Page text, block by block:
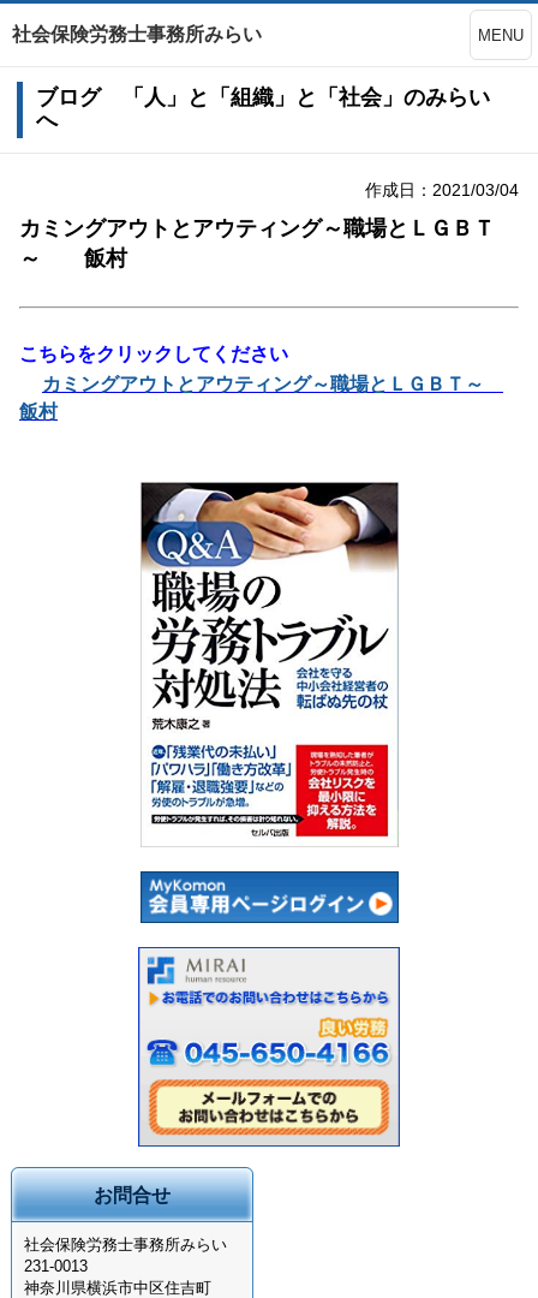
社会保険労務士事務所みらい MENU
ブログ 「人」と「組織」と「社会」のみらい
へ
作成日：2021/03/04
カミングアウトとアウティング～職場とＬＧＢＴ
～ 飯村
こちらをクリックしてください
カミングアウトとアウティング～職場とＬＧＢＴ～
飯村
お問合せ
社会保険労務士事務所みらい
231-0013
神奈川県横浜市中区住吉町